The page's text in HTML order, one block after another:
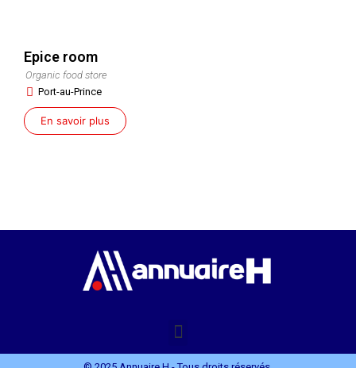
Epice room
Organic food store
Port-au-Prince
En savoir plus